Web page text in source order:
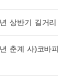
상반기 길거
춘계 사)코바